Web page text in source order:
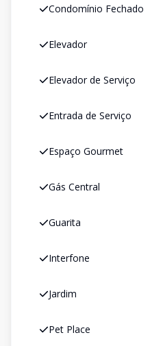
Condomínio Fechado
Elevador
Elevador de Serviço
Entrada de Serviço
Espaço Gourmet
Gás Central
Guarita
Interfone
Jardim
Pet Place